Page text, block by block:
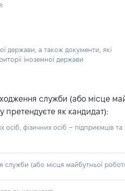
держави, а також документи, які
іноземної держави
служби (або місце
претендуєте як кандидат):
фізичних осіб –
(або місця майбутньої